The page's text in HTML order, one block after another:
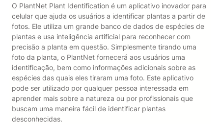
O PlantNet Plant Identification é um aplicativo inovador para
celular que ajuda os usuários a identificar plantas a partir de
fotos. Ele utiliza um grande banco de dados de espécies de
plantas e usa inteligência artificial para reconhecer com
precisão a planta em questão. Simplesmente tirando uma
foto da planta, o PlantNet fornecerá aos usuários uma
identificação, bem como informações adicionais sobre as
espécies das quais eles tiraram uma foto. Este aplicativo
pode ser utilizado por qualquer pessoa interessada em
aprender mais sobre a natureza ou por profissionais que
buscam uma maneira fácil de identificar plantas
desconhecidas.